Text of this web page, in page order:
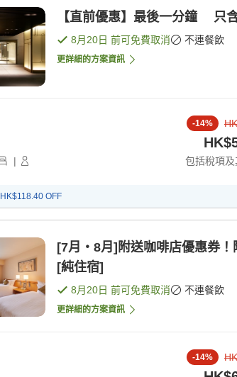
【直前優惠】最後一分鐘 只
8月20日 前可免費取消 不連餐飲
更詳細的方案資訊
|
-14%
包括稅項
HK$118.40 OFF
[7月・8月]附送咖啡店優惠券
[純住宿]
8月20日 前可免費取消 不連餐飲
更詳細的方案資訊
-14%